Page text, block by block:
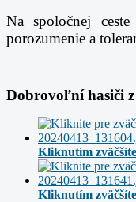
Na spoločnej
porozumenie a
Dobrovoľní hasiči z
Kliknutím
Kliknutím